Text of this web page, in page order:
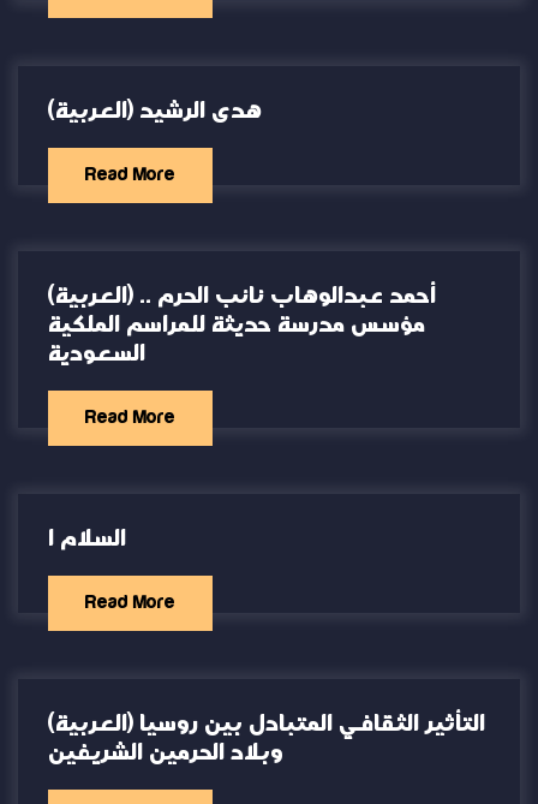
(العربية) هدى الرشيد
Read More
(العربية) أحمد عبدالوهاب نائب الحرم ..
مؤسس مدرسة حديثة للمراسم الملكية
السعودية
Read More
السلام ا
Read More
(العربية) التأثير الثقافي المتبادل بين روسيا
وبلاد الحرمين الشريفين